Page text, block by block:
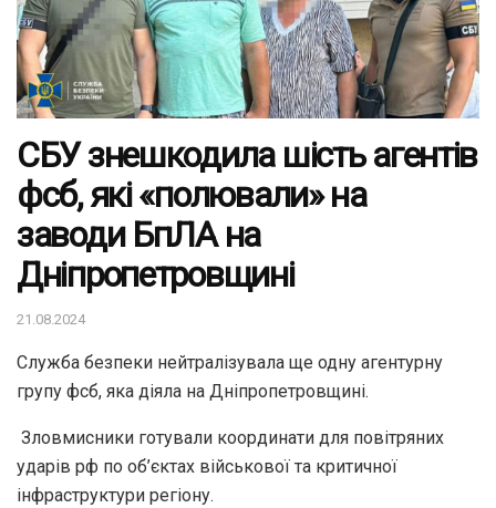
СБУ знешкодила шість агентів
фсб, які «полювали» на
заводи БпЛА на
Дніпропетровщині
21.08.2024
Служба безпеки нейтралізувала ще одну агентурну
групу фсб, яка діяла на Дніпропетровщині.
Зловмисники готували координати для повітряних
ударів рф по об’єктах військової та критичної
інфраструктури регіону.